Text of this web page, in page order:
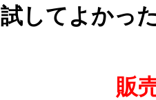
試してよかっ
販